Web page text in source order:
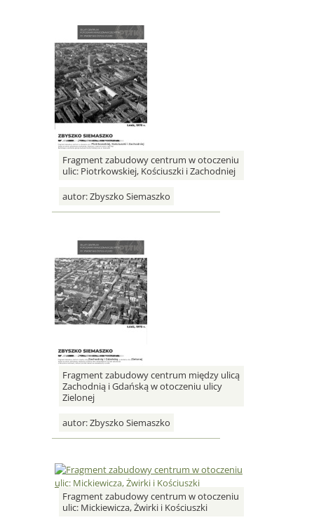
Fragment zabudowy centrum w otoczeniu
ulic: Piotrkowskiej, Kościuszki i Zachodniej
autor:Zbyszko Siemaszko
Fragment zabudowy centrum między ulicą
Zachodnią i Gdańską w otoczeniu ulicy
Zielonej
autor:Zbyszko Siemaszko
Fragment zabudowy centrum w otoczeniu
ulic: Mickiewicza, Żwirki i Kościuszki